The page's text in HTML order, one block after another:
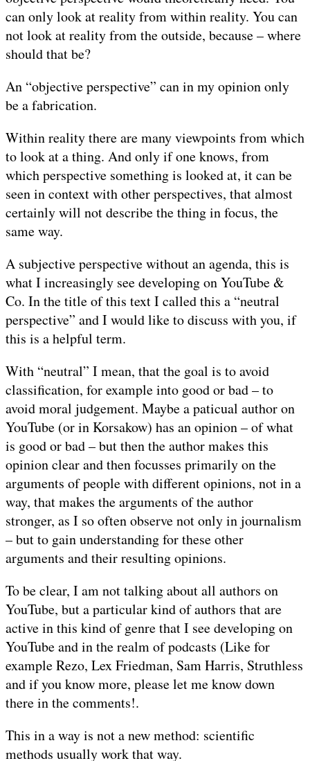
can only look at reality from within reality. You can
not look at reality from the outside, because – where
should that be?
An “objective perspective” can in my opinion only
be a fabrication.
Within reality there are many viewpoints from which
to look at a thing. And only if one knows, from
which perspective something is looked at, it can be
seen in context with other perspectives, that almost
certainly will not describe the thing in focus, the
same way.
A subjective perspective without an agenda, this is
what I increasingly see developing on YouTube &
Co. In the title of this text I called this a “neutral
perspective” and I would like to discuss with you, if
this is a helpful term.
With “neutral” I mean, that the goal is to avoid
classification, for example into good or bad – to
avoid moral judgement. Maybe a paticual author on
YouTube (or in Korsakow) has an opinion – of what
is good or bad – but then the author makes this
opinion clear and then focusses primarily on the
arguments of people with different opinions, not in a
way, that makes the arguments of the author
stronger, as I so often observe not only in journalism
– but to gain understanding for these other
arguments and their resulting opinions.
To be clear, I am not talking about all authors on
YouTube, but a particular kind of authors that are
active in this kind of genre that I see developing on
YouTube and in the realm of podcasts (Like for
example Rezo, Lex Friedman, Sam Harris, Struthless
and if you know more, please let me know down
there in the comments!.
This in a way is not a new method: scientific
methods usually work that way.